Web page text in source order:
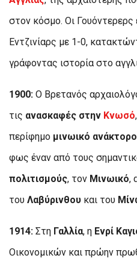
στον κόσμο. Οι
Εντζινίαρς με 1-0,
γράφοντας ιστορία στο
1900: Ο Βρετανός
τις ανασκαφές στην Κνωσό
περίφημο μινωικό ανάκτορο
φως έναν από τους
πολιτισμούς, τον Μινωικό,
του Λαβύρινθου και του
1914: Στη Γαλλία, η Ενρί
Οικονομικών και πρώην